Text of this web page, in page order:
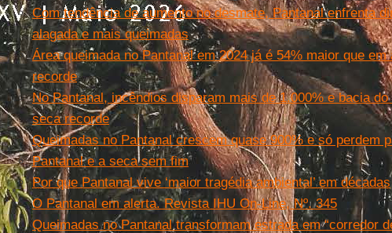
Com tendência de aumento no desmate, Pantanal enfrenta
alagada e mais queimadas
Área queimada no Pantanal em 2024 já é 54% maior que
recorde
No Pantanal, incêndios disparam mais de 1.000% e bacia
seca recorde
Queimadas no Pantanal crescem quase 900% e só perdem
Pantanal e a seca sem fim
Por que Pantanal vive ‘maior tragédia ambiental’ em décadas
O Pantanal em alerta. Revista IHU On-Line, Nº. 345
Queimadas no Pantanal transformam estrada em “corredor